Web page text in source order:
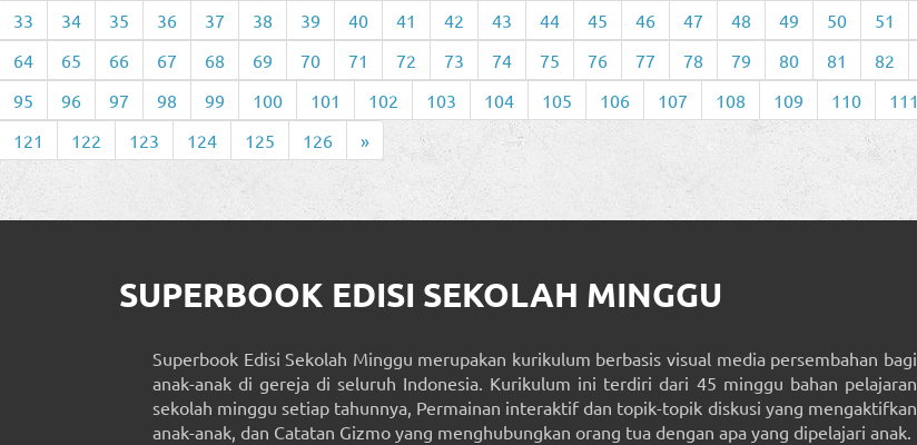
33
34 35 36 37 38 39 40 41 42 43 44 45 46 47 48 49 50 51
64
65 66 67 68 69 70 71 72 73 74 75 76 77 78 79 80 81 82
95
96 97 98 99 100 101 102 103 104 105 106 107 108 109 110 111
121
122 123 124 125 126 »
SUPERBOOK EDISI SEKOLAH MINGGU
Superbook Edisi Sekolah Minggu merupakan kurikulum berbasis visual media persembahan bagi
anak-anak di gereja di seluruh Indonesia. Kurikulum ini terdiri dari 45 minggu bahan pelajaran
sekolah minggu setiap tahunnya, Permainan interaktif dan topik-topik diskusi yang mengaktifkan
anak-anak, dan Catatan Gizmo yang menghubungkan orang tua dengan apa yang dipelajari anak.